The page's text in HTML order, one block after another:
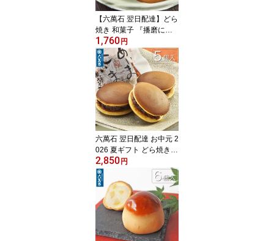
【六萬石 翌日配達】どら
焼き 和菓子 『播磨にて 6
個入』 個包装 どら焼き
ギフト 生姜風味 お供え
祖供養 栗 どらやき 手土
産 お祝い 内祝い 贈答品
北海道産十勝小豆 大粒栗
和菓子 栗まんじゅう 栗
饅頭 人気 美味 菓子折り
詰め合わせ お歳暮
1,760 円
六萬石 翌日配達 お中元 2
026 夏ギフト どら焼き
『あいまこいま 5個入』
甘さ控えめ 個包装 お供
え 祖供養 お供え お菓子
お土産 手土産 お祝い 内
祝い 贈答品 人気 菓子折
り 高級 和菓子 詰め合わ
せ お取り寄せ【宅急便コ
ンパクト】
2,850 円